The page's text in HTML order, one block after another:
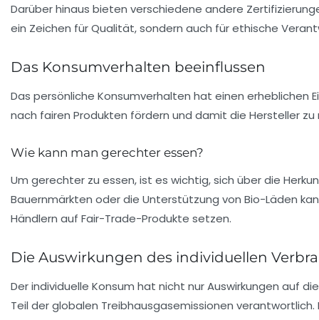
Darüber hinaus bieten verschiedene andere
ein Zeichen für Qualität, sondern auch für ethische
Das Konsumverhalten beeinflussen
Das persönliche Konsumverhalten hat einen erheblichen
nach fairen Produkten fördern und damit die Hersteller
Wie kann man gerechter essen?
Um gerechter zu essen, ist es wichtig, sich über die
Bauernmärkten oder die Unterstützung von Bio-Läden
Händlern auf Fair-Trade-Produkte setzen.
Die Auswirkungen des individuellen
Der individuelle Konsum hat nicht nur Auswirkungen auf
Teil der globalen Treibhausgasemissionen